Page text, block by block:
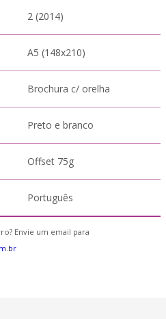
2 (2014)
A5 (148x210)
Brochura c/ orelha
Preto e branco
Offset 75g
Português
Envie um email para